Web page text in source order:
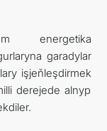
energetika
garadylar
işjeňleşdirmek
derejede alnyp